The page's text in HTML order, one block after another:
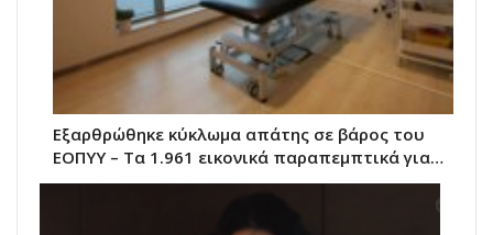
Εξαρθρώθηκε κύκλωμα απάτης σε βάρος του
ΕΟΠΥΥ – Τα 1.961 εικονικά παραπεμπτικά για…